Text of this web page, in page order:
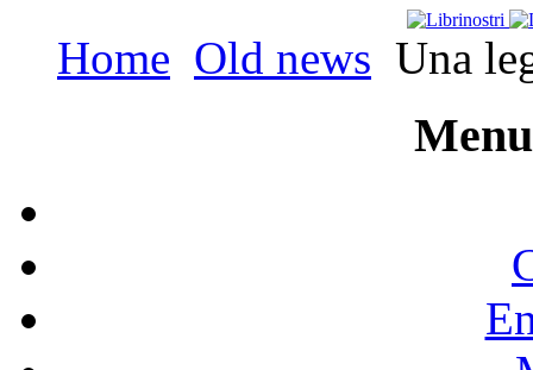
Home Old news Una